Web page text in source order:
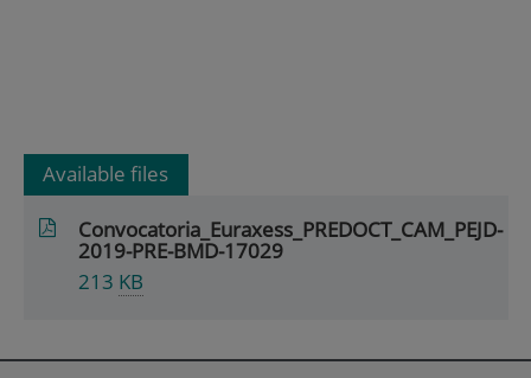
Available files
Convocatoria_Euraxess_PREDOCT_CAM_PEJD-
2019-PRE-BMD-17029
213 KB